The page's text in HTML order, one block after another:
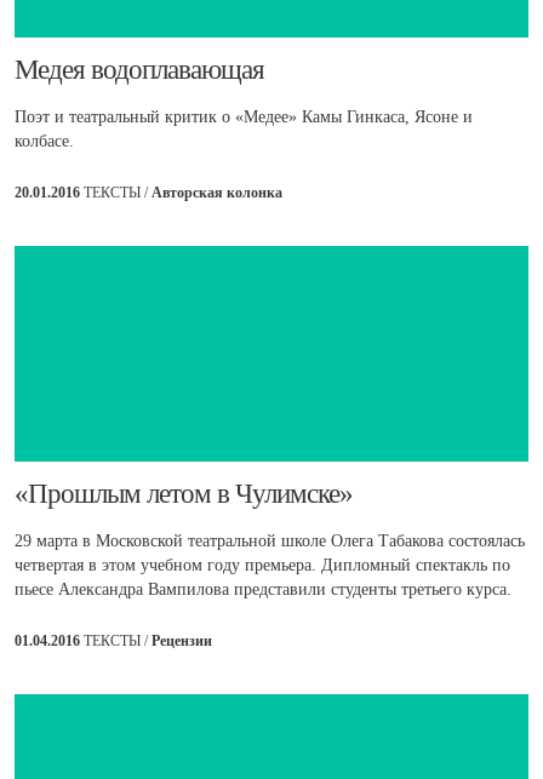
​Медея водоплавающая
Поэт и театральный критик о «Медее» Камы Гинкаса, Ясоне и
колбасе.
20.01.2016 ТЕКСТЫ /Авторская колонка
​«Прошлым летом в Чулимске»
29 марта в Московской театральной школе Олега Табакова состоялась
четвертая в этом учебном году премьера. Дипломный спектакль по
пьесе Александра Вампилова представили студенты третьего курса.
01.04.2016 ТЕКСТЫ /Рецензии